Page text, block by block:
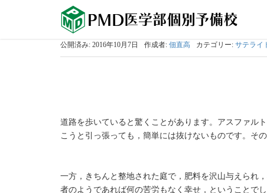
公開済み: 2016年10月7日 作成者: 佃直高 カテゴリー: サテライ
道路を歩いていると驚くことがあります。アスファル
こうと引っ張っても，簡単には抜けないものです。そ
一方，きちんと整地された庭で，肥料を沢山与えられ
者のようであれば何の苦労もなく幸せ，ということで